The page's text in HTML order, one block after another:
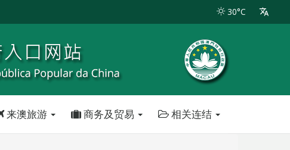
30°C
来澳旅游 商务及贸易 相关连结